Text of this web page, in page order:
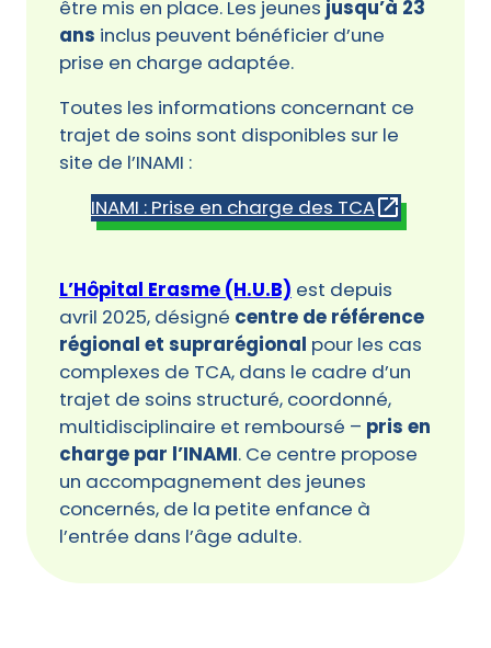
être mis en place. Les jeunes jusqu’à 23
ans inclus peuvent bénéficier d’une
prise en charge adaptée.
Toutes les informations concernant ce
trajet de soins sont disponibles sur le
site de l’INAMI :
INAMI : Prise en charge des TCA
L’Hôpital Erasme (H.U.B) est depuis
avril 2025, désigné centre de référence
régional et suprarégional pour les cas
complexes de TCA, dans le cadre d’un
trajet de soins structuré, coordonné,
multidisciplinaire et remboursé – pris en
charge par l’INAMI. Ce centre propose
un accompagnement des jeunes
concernés, de la petite enfance à
l’entrée dans l’âge adulte.